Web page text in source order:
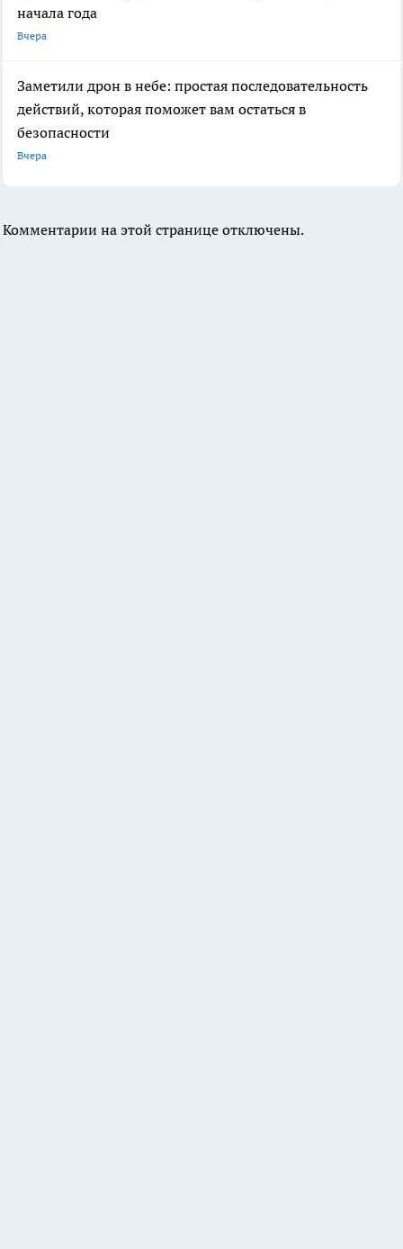
начала года
Вчера
Заметили дрон в небе: простая последовательность
действий, которая поможет вам остаться в
безопасности
Вчера
Комментарии на этой странице отключены.